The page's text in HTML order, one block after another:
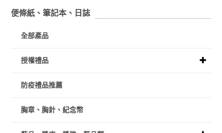
便條紙、筆記本、日誌
全部產品
授權禮品
防疫禮品推薦
胸章、胸針、紀念幣